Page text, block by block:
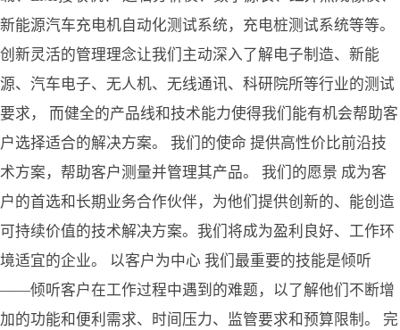
新能源汽车充电机自动化测试系统，充电桩测试系统等等。
创新灵活的管理理念让我们主动深入了解电子制造、新能
源、汽车电子、无人机、无线通讯、科研院所等行业的测试
要求， 而健全的产品线和技术能力使得我们能有机会帮助客
户选择适合的解决方案。 我们的使命 提供高性价比前沿技
术方案，帮助客户测量并管理其产品。 我们的愿景 成为客
户的首选和长期业务合作伙伴，为他们提供创新的、能创造
可持续价值的技术解决方案。我们将成为盈利良好、工作环
境适宜的企业。 以客户为中心 我们最重要的技能是倾听
——倾听客户在工作过程中遇到的难题，以了解他们不断增
加的功能和便利需求、时间压力、监管要求和预算限制。 完